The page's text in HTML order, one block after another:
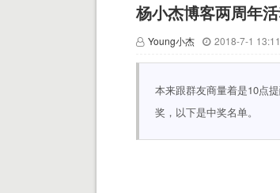
杨小杰博客两周年
Young小杰 2018-7-1 13:11
本来跟群友商量着是10点
奖，以下是中奖名单。